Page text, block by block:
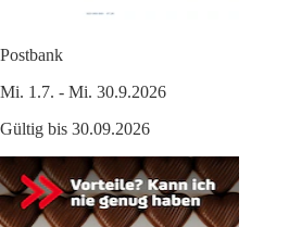
Postbank
Mi. 1.7. - Mi. 30.9.2026
Gültig bis 30.09.2026